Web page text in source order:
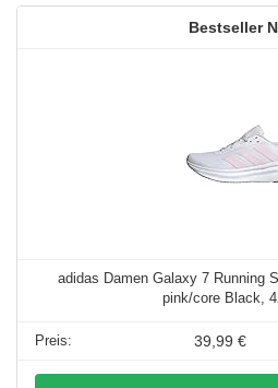
adidas Damen Galaxy 7 Running
pink/core Black,
39,99 €